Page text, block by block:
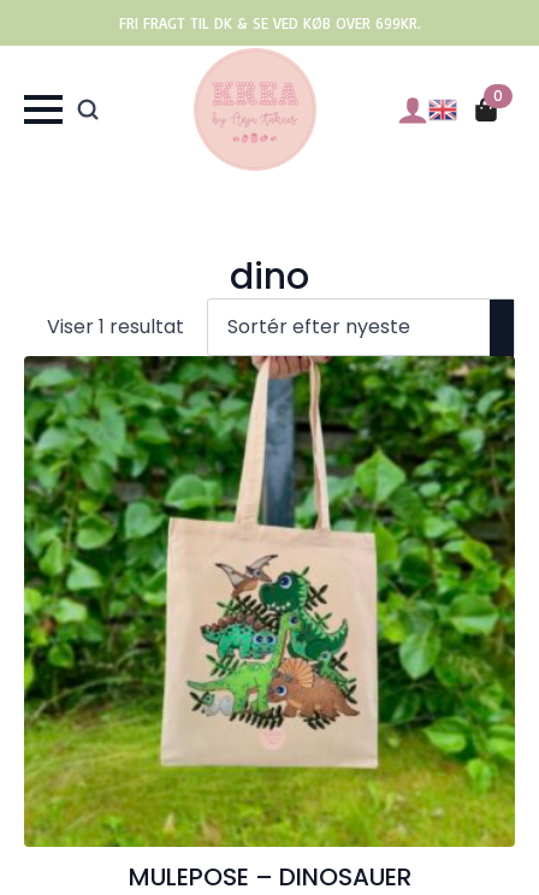
FRI FRAGT TIL DK & SE VED KØB OVER 699KR.
0
dino
Viser 1 resultat
MULEPOSE – DINOSAUER